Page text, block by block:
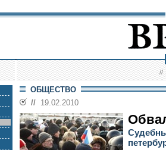
//
ОБЩЕСТВО
// 19.02.2010